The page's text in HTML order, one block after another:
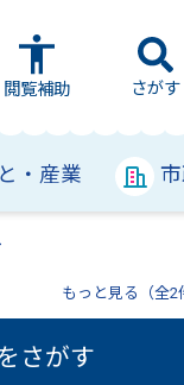
閲覧補助 さがす
・産業
もっと見る（全2
さがす